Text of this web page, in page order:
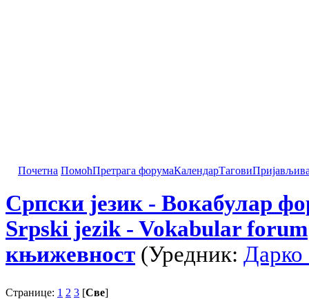
Почетна ПомоћПретрага форумаКалендарТагови
Српски језик - Вокабулар
Srpski jezik - Vokabular forum
књижевност (Уредник: Дарко
Странице: 1 2 3 [Све]